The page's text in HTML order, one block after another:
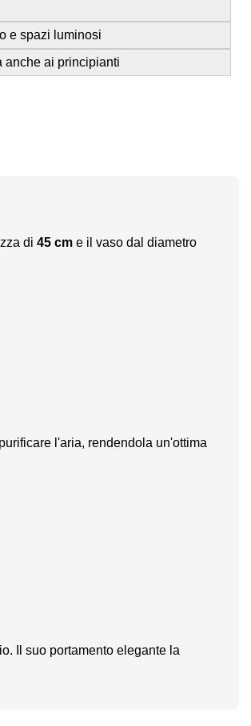
e spazi luminosi
anche ai principianti
di 45 cm e il vaso dal diametro
l'aria, rendendola un'ottima
Il suo portamento elegante la